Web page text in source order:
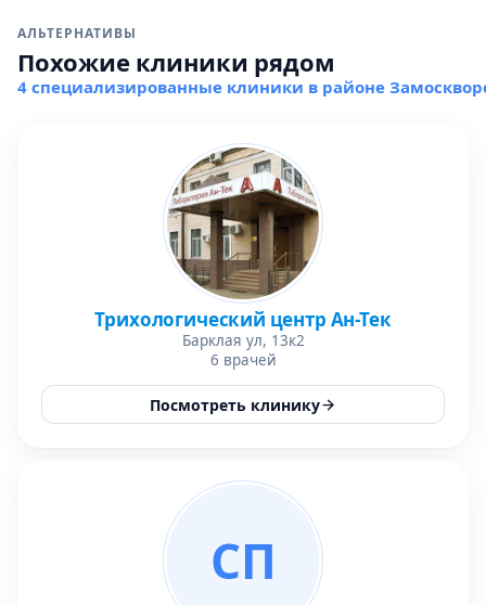
АЛЬТЕРНАТИВЫ
Похожие клиники рядом
4 специализированные клиники в районе
Трихологический центр Ан-Тек
Барклая ул, 13к2
6 врачей
Посмотреть клинику
СП